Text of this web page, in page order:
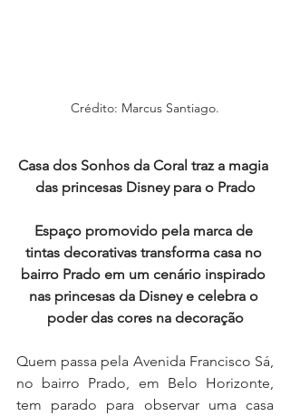
Crédito: Marcus Santiago.
Casa dos Sonhos da Coral traz a magia
das princesas Disney para o Prado
Espaço promovido pela marca de
tintas decorativas transforma casa no
bairro Prado em um cenário inspirado
nas princesas da Disney e celebra o
poder das cores na decoração
Quem passa pela Avenida Francisco Sá,
no bairro Prado, em Belo Horizonte,
tem parado para observar uma casa